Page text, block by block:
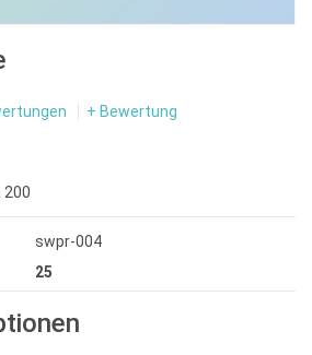
+ Bewertung
200
swpr-004
25